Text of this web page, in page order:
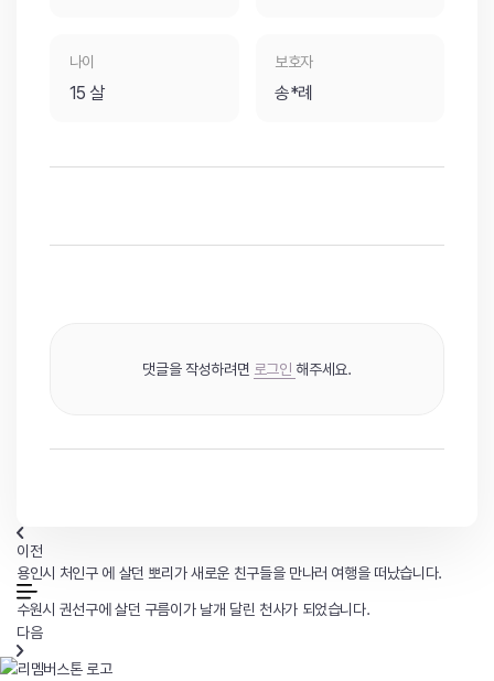
나이
15 살
보호자
송*례
댓글을 작성하려면 로그인 해주세요.
이전
용인시 처인구 에 살던 뽀리가 새로운 친구들을 만나러 여행을 떠났습니다.
수원시 권선구에 살던 구름이가 날개 달린 천사가 되었습니다.
다음